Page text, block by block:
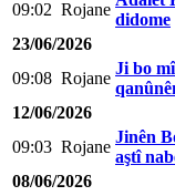
09:02 Rojane
didome
23/06/2026
09:08 Rojane
Ji bo
12/06/2026
09:03 Rojane
Jinên
aştî
08/06/2026